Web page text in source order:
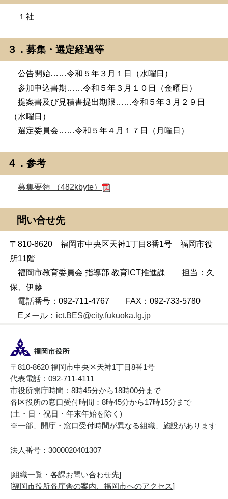
１社
３．募集・選定経過等
公告開始……令和５年３月１日（水曜日）
参加申込書期……令和５年３月１０日（金曜日）
提案書及び見積書提出期限……令和５年３月２９日
（水曜日）
選定委員会……令和５年４月１７日（月曜日）
４．参考
募集要領 （482kbyte）
問い合せ先
〒810-8620 福岡市中央区天神1丁目8番1号 福岡市役
所11階
福岡市教育委員会 指導部 教育ICT推進課 担当：久
保、伊藤
電話番号：092-711-4767 FAX：092-733-5780
Eメール： ict.BES@city.fukuoka.lg.jp
〒810-8620 福岡市中央区天神1丁目8番1号
代表電話：092-711-4111
市役所開庁時間：8時45分から18時00分まで
各区役所の窓口受付時間：8時45分から17時15分まで
(土・日・祝日・年末年始を除く)
※一部、開庁・窓口受付時間が異なる組織、施設があります
法人番号：3000020401307
[組織一覧・各課お問い合わせ先]
[福岡市役所各庁舎の案内、福岡市へのアクセス]